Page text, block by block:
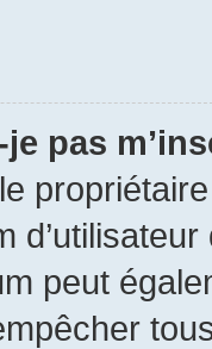
pas
peut